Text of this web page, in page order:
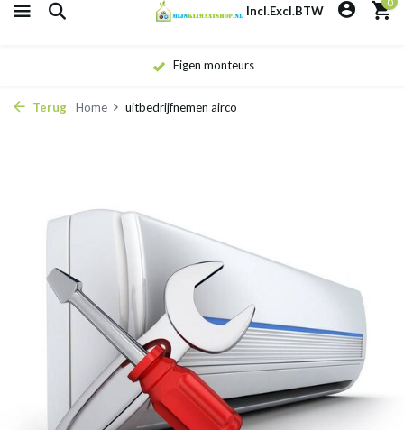
Incl.Excl.BTW
Eigen monteurs
Terug Home uitbedrijfnemen airco